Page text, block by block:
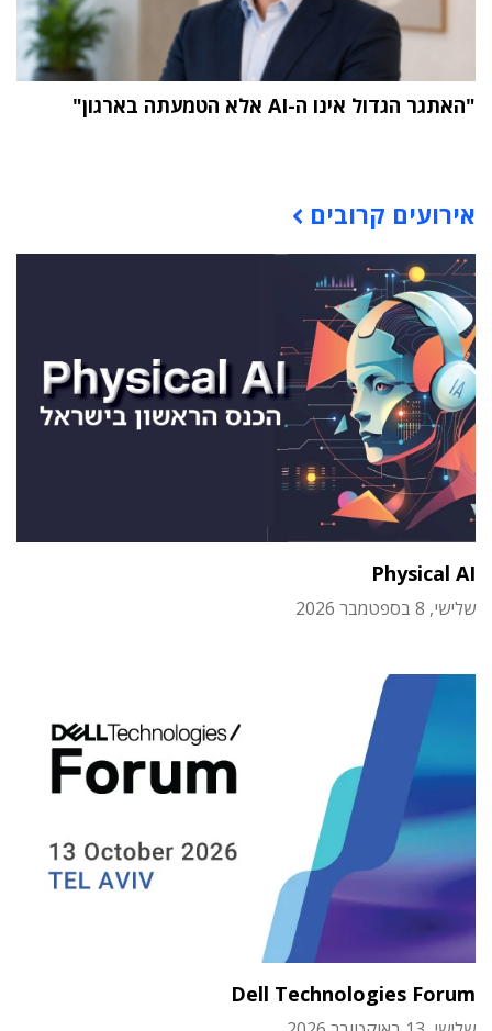
"האתגר הגדול אינו ה-AI אלא הטמעתה בארגון"
אירועים קרובים
Physical AI
שלישי, 8 בספטמבר 2026
Dell Technologies Forum